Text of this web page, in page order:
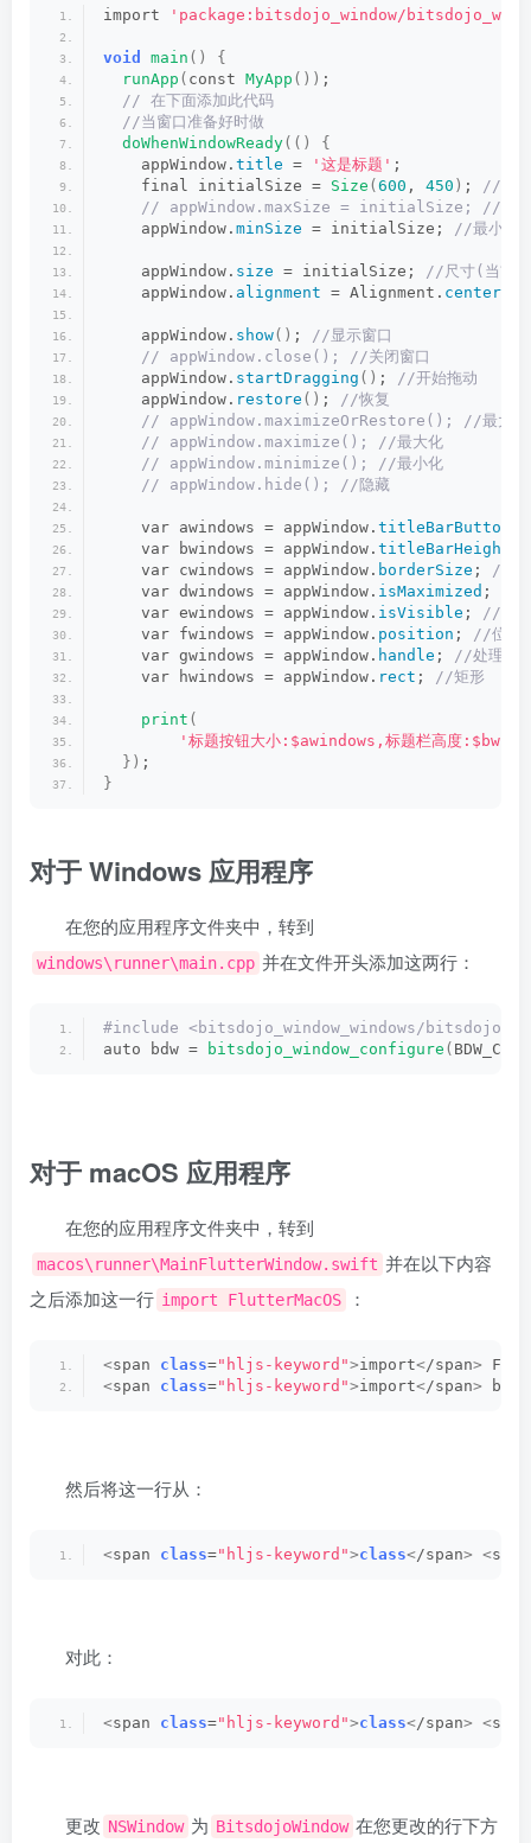
import 'package:bitsdojo_window/
void main ()
{
runApp ( const MyApp ()) ;
// 在下面添加此代码
//当窗口准备好时做
doWhenWindowReady(()
{
    appWindow.
title = '这是标题' ;
    final initialSize =
Size ( 600 , 450 ) ;
//定义
// appWindow.maxSize = initialSize; //最大
    appWindow.
minSize = initialSize; //最小尺
    appWindow.
size = initialSize;
//尺寸(当前
    appWindow.
alignment = Alignment. center
    appWindow.
show() ;
//显示窗口
// appWindow.close(); //关闭窗口
    appWindow.
startDragging () ;
//开始拖动
    appWindow.
restore () ;
//恢复
// appWindow.maximizeOrRestore(); //最大化
// appWindow.maximize(); //最大化
// appWindow.minimize(); //最小化
// appWindow.hide(); //隐藏
    var awindows = appWindow.
    var bwindows = appWindow.
titleBarHeight
    var cwindows = appWindow.
borderSize ;
//边
    var dwindows = appWindow.
isMaximized ;
    var ewindows = appWindow.
isVisible ;
//是否
    var fwindows = appWindow.
position ;
//位置
    var gwindows = appWindow.
handle ;
//处理
    var hwindows = appWindow.
rect ; //矩形
print (
'标题按钮大小:$awindows,标题栏高度
}) ;
}
对于 Windows 应用程序
在您的应用程序文件夹中，转到
windows\runner\main.cpp 并在文件开头添加这两行：
#include <bitsdojo_window_windows/
auto bdw =
bitsdojo_window_configure (
对于 macOS 应用程序
在您的应用程序文件夹中，转到
macos\runner\MainFlutterWindow.swift 并在以下内容
之后添加这一行 import FlutterMacOS ：
<span class="hljs-keyword">import</span>
<span class="hljs-keyword">import</span>
然后将这一行从：
<span class="hljs-keyword">class</span> <
对此：
<span class="hljs-keyword">class</span> <
更改 NSWindow 为 BitsdojoWindow 在您更改的行下方